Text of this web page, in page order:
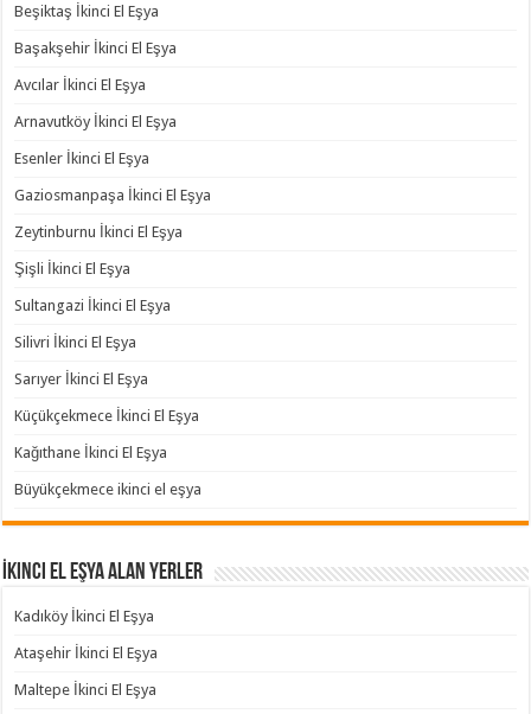
Beşiktaş İkinci El Eşya
Başakşehir İkinci El Eşya
Avcılar İkinci El Eşya
Arnavutköy İkinci El Eşya
Esenler İkinci El Eşya
Gaziosmanpaşa İkinci El Eşya
Zeytinburnu İkinci El Eşya
Şişli İkinci El Eşya
Sultangazi İkinci El Eşya
Silivri İkinci El Eşya
Sarıyer İkinci El Eşya
Küçükçekmece İkinci El Eşya
Kağıthane İkinci El Eşya
Büyükçekmece ikinci el eşya
İkinci El Eşya Alan Yerler
Kadıköy İkinci El Eşya
Ataşehir İkinci El Eşya
Maltepe İkinci El Eşya